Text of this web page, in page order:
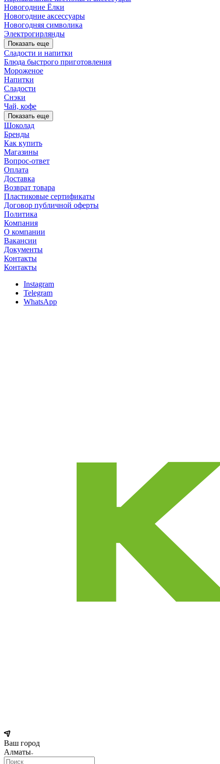
Новогодние Ёлки
Новогодние аксессуары
Новогодняя символика
Электрогирлянды
Показать еще
Сладости и напитки
Блюда быстрого приготовления
Мороженое
Напитки
Сладости
Снэки
Чай, кофе
Показать еще
Шоколад
Бренды
Как купить
Магазины
Вопрос-ответ
Оплата
Доставка
Возврат товара
Пластиковые сертификаты
Договор публичной оферты
Политика
Компания
О компании
Вакансии
Документы
Контакты
Контакты
Instagram
Telegram
WhatsApp
Ваш город
Алматы